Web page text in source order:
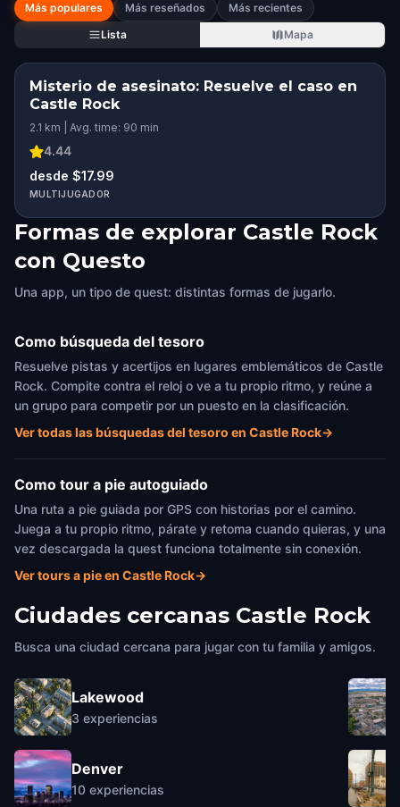
Más populares Más reseñados
Más recientes
Lista
Mapa
Misterio de asesinato: Resuelve el caso en
Castle Rock
2.1 km | Avg. time: 90 min
4.44
desde $17.99
MULTIJUGADOR
Formas de explorar Castle Rock
con Questo
Una app, un tipo de quest: distintas formas de jugarlo.
Como búsqueda del tesoro
Resuelve pistas y acertijos en lugares emblemáticos de Castle
Rock. Compite contra el reloj o ve a tu propio ritmo, y reúne a
un grupo para competir por un puesto en la clasificación.
Ver todas las búsquedas del tesoro en Castle Rock→
Como tour a pie autoguiado
Una ruta a pie guiada por GPS con historias por el camino.
Juega a tu propio ritmo, párate y retoma cuando quieras, y una
vez descargada la quest funciona totalmente sin conexión.
Ver tours a pie en Castle Rock→
Ciudades cercanas Castle Rock
Busca una ciudad cercana para jugar con tu familia y amigos.
Lakewood
3 experiencias
Denver
10 experiencias